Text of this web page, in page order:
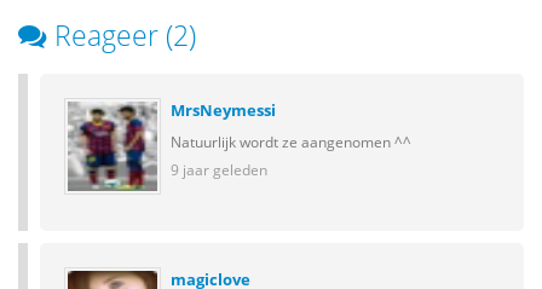
Reageer (2)
MrsNeymessi
Natuurlijk wordt ze aangenomen ^^
9 jaar geleden
magiclove